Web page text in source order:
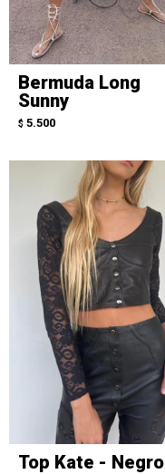
Bermuda Long
Sunny
$ 5.500
Top Kate - Negro